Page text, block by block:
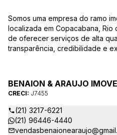
Somos uma empresa do ramo
localizada em Copacabana,
de oferecer serviços de alta
transparência, credibilidade e
BENAION & ARAUJO
CRECI: J7455
(21) 3217-6221
(21) 96446-4440